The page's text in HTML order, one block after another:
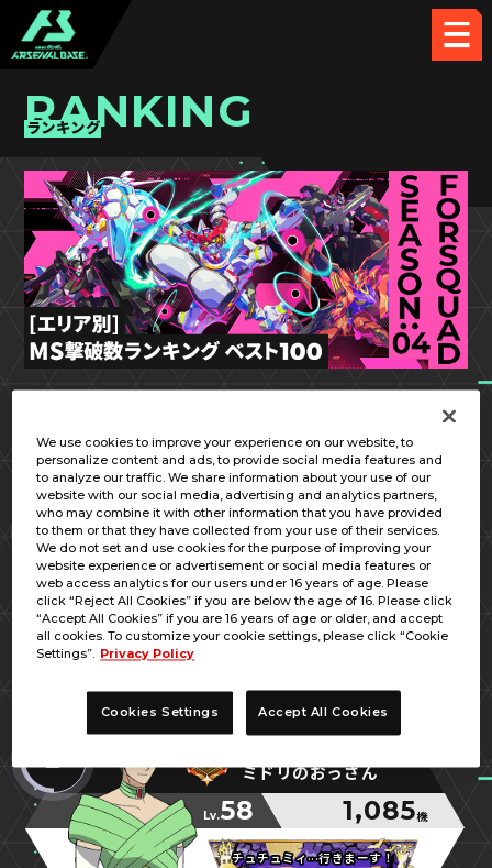
RANKING
ランキング
1
広島県
たけち
Lv.70 1,258機
新米指揮官
新米指揮官
新米指揮官
2
広島県
ミドリのおっさん
Lv.58 1,085機
チュチュミィ···行きまーす！
チュチュミィ···行きまーす！
チュチュミィ···行きまーす！
We use cookies to improve your experience on our website, to
personalize content and ads, to provide social media features and
to analyze our traffic. We share information about your use of our
website with our social media, advertising and analytics partners,
who may combine it with other information that you have provided
to them or that they have collected from your use of their services.
We do not set and use cookies for the purpose of improving your
website experience or advertisement or social media features or
web access analytics for our users under 16 years of age. Please
click “Reject All Cookies” if you are below the age of 16. Please click
“Accept All Cookies” if you are 16 years of age or older, and accept
all cookies. To customize your cookie settings, please click “Cookie
Settings”. Privacy Policy
Cookies Settings Accept All Cookies